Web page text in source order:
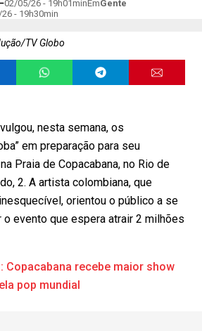
02/05/26 - 19h01minEmGente
- 19h30min
TV Globo
nesta semana, os
em preparação para seu
Praia de Copacabana, no Rio de
2. A artista colombiana, que
orientou o público a se
o evento que espera atrair 2 milhões
Copacabana recebe maior show
pop mundial